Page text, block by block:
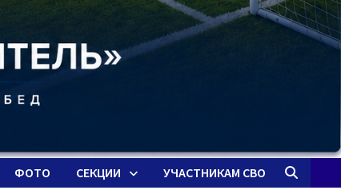
ФОТО СЕКЦИИ УЧАСТНИКАМ СВО